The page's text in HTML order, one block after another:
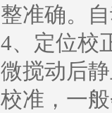
整准确。
4、定位校
微搅动后
校准，一